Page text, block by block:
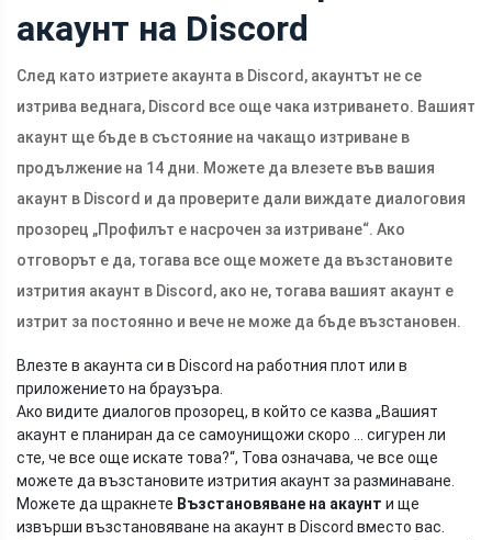
акаунт на Discord
След като изтриете акаунта в Discord, акаунтът не се
изтрива веднага, Discord все още чака изтриването. Вашият
акаунт ще бъде в състояние на чакащо изтриване в
продължение на 14 дни. Можете да влезете във вашия
акаунт в Discord и да проверите дали виждате диалоговия
прозорец „Профилът е насрочен за изтриване“. Ако
отговорът е да, тогава все още можете да възстановите
изтрития акаунт в Discord, ако не, тогава вашият акаунт е
изтрит за постоянно и вече не може да бъде възстановен.
Влезте в акаунта си в Discord на работния плот или в
приложението на браузъра.
Ако видите диалогов прозорец, в който се казва „Вашият
акаунт е планиран да се самоунищожи скоро ... сигурен ли
сте, че все още искате това?“, Това означава, че все още
можете да възстановите изтрития акаунт за разминаване.
Можете да щракнете Възстановяване на акаунт и ще
извърши възстановяване на акаунт в Discord вместо вас.